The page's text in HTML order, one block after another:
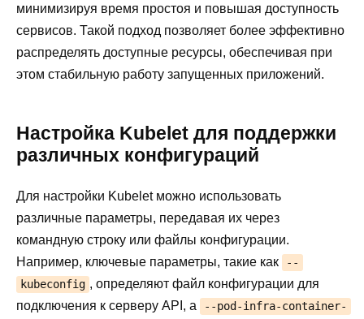
минимизируя время простоя и повышая доступность
сервисов. Такой подход позволяет более эффективно
распределять доступные ресурсы, обеспечивая при
этом стабильную работу запущенных приложений.
Настройка Kubelet для поддержки
различных конфигураций
Для настройки Kubelet можно использовать
различные параметры, передавая их через
командную строку или файлы конфигурации.
Например, ключевые параметры, такие как
--
kubeconfig , определяют файл конфигурации для
подключения к серверу API, а
--pod-infra-container-